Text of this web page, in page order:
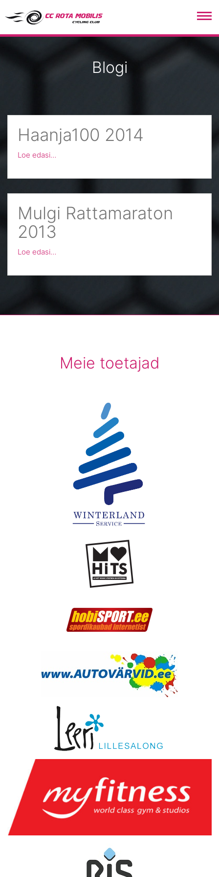
CC Rota Mobilis
Blogi
Haanja100 2014
Loe edasi…
Mulgi Rattamaraton
2013
Loe edasi…
Meie toetajad